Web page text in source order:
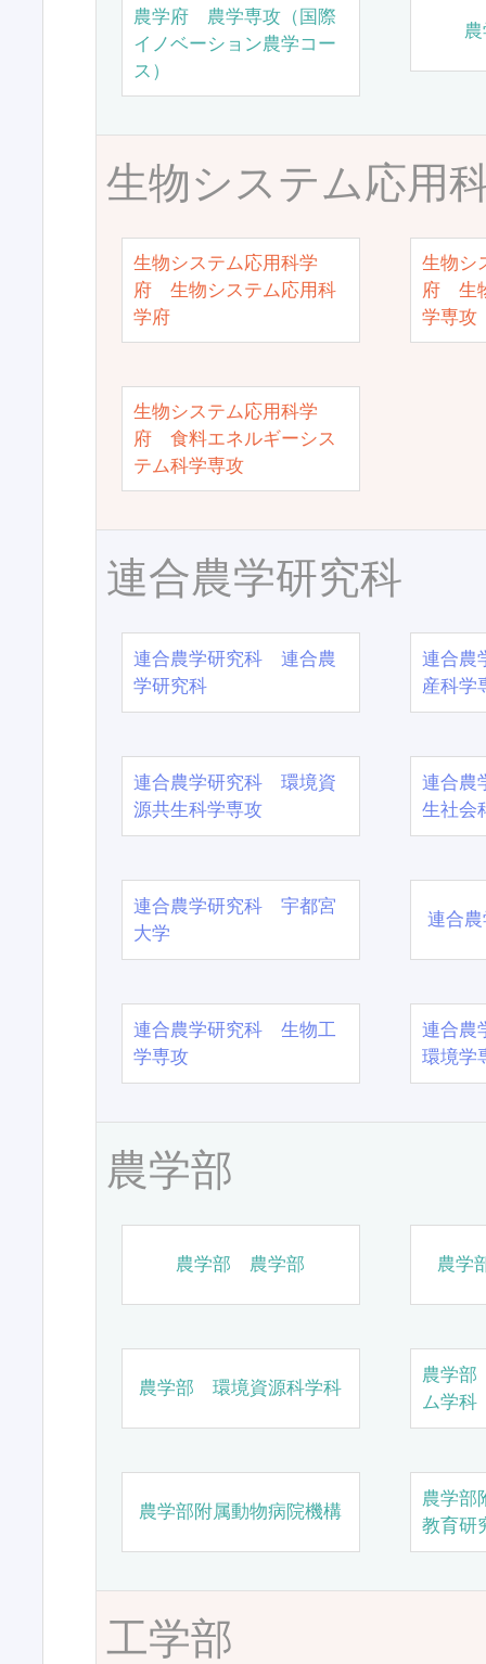
農学府 農学専攻（国際
イノベーション農学コー
ス）
生物システム応用
生物システム応用科学
府 生物システム応用科
学府
生物シ
府 生
学専攻
生物システム応用科学
府 食料エネルギーシス
テム科学専攻
連合農学研究科
連合農学研究科 連合農
学研究科
連合農
産科学
連合農学研究科 環境資
源共生科学専攻
連合農
生社会
連合農学研究科 宇都宮
大学
連合
連合農学研究科 生物工
学専攻
連合農
環境学
農学部
農学部 農学部 農学
農学部 環境資源科学科
農学
ム学科
農学部附属動物病院機構
農学部
教育研
工学部